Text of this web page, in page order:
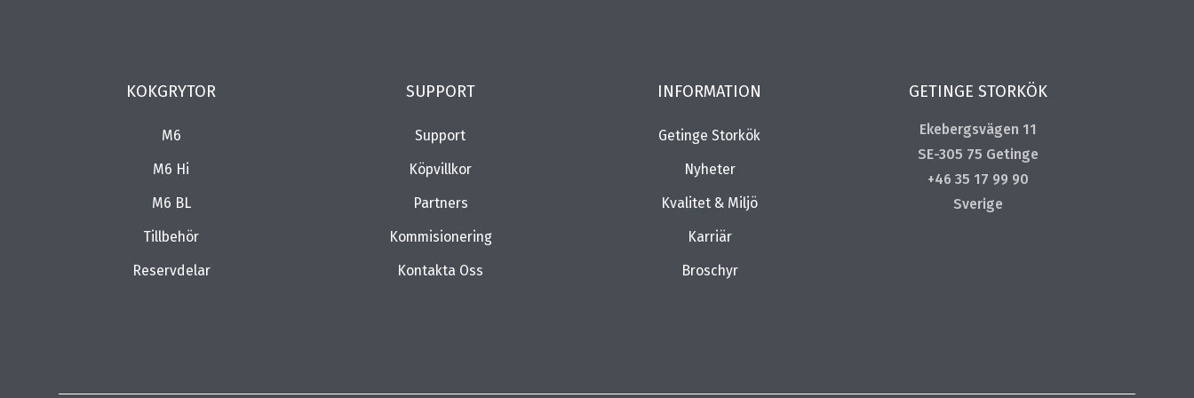
KOKGRYTOR
M6
M6 Hi
M6 BL
Tillbehör
Reservdelar
SUPPORT
Support
Köpvillkor
Partners
Kommisionering
Kontakta Oss
INFORMATION
Getinge Storkök
Nyheter
Kvalitet & Miljö
Karriär
Broschyr
GETINGE STORKÖK
Ekebergsvägen 11
SE-305 75 Getinge
+46 35 17 99 90
Sverige